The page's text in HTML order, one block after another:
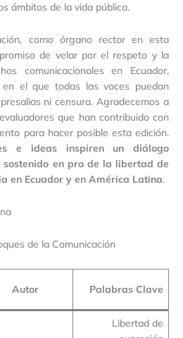
ámbitos de la vida pública.
como órgano rector en esta
de velar por el respeto y la
comunicacionales en Ecuador,
en el que todas las voces puedan
ni censura. Agradecemos a
que han contribuido con
para hacer posible esta edición.
e ideas inspiren un diálogo
sostenido en pro de la libertad de
en Ecuador y en América Latina.
de la Comunicación
Autor Palabras Clave
Libertad de